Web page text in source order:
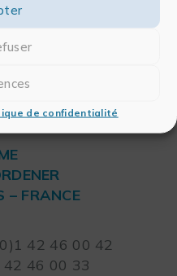
de confidentialité
– FRANCE
42 46 00 42
42 46 00 33